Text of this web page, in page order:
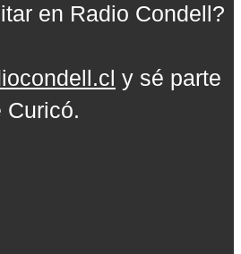
en Radio Condell?
y sé parte
Curicó.